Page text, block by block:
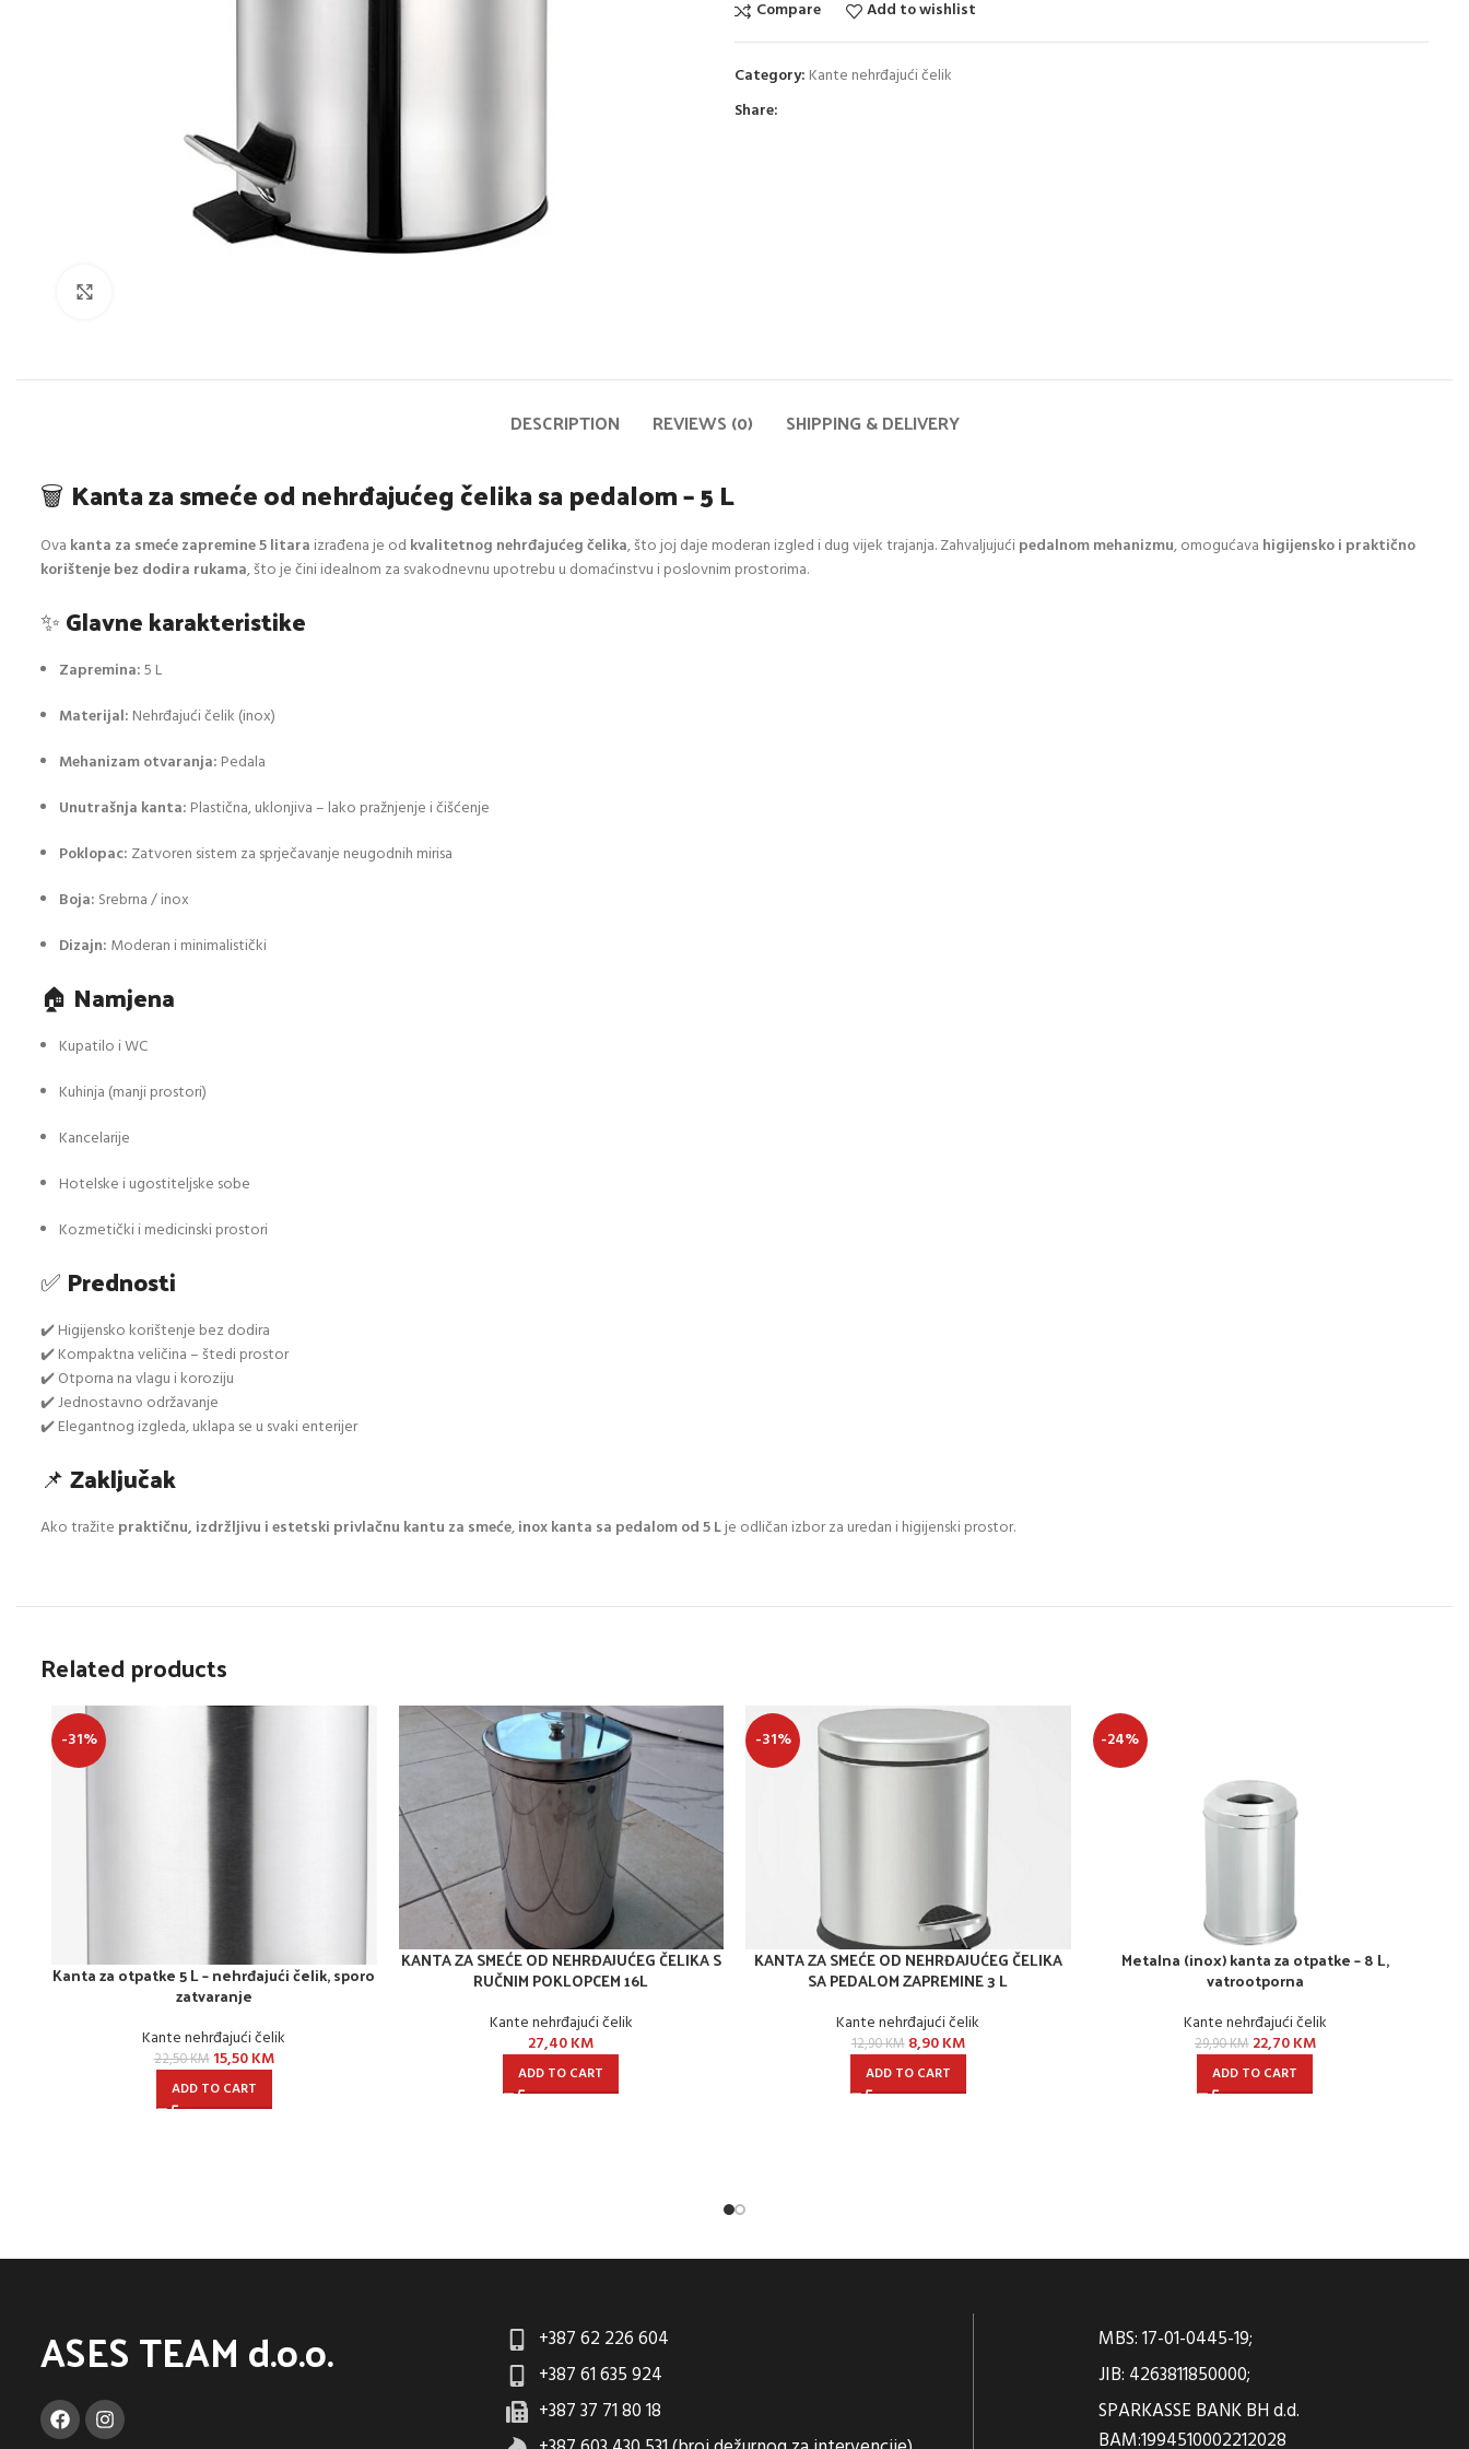
Compare Add to wishlist
Category: Kante nehrđajući čelik
Share:
DESCRIPTION REVIEWS (0) SHIPPING & DELIVERY
🗑️ Kanta za smeće od nehrđajućeg čelika sa pedalom – 5 L
Ova kanta za smeće zapremine 5 litara izrađena je od kvalitetnog nehrđajućeg čelika, što joj daje moderan izgled i dug vijek trajanja. Zahvaljujućipedalnom mehanizmu, omogućava higijensko i praktično
korištenje bez dodira rukama, što je čini idealnom za svakodnevnu upotrebu u domaćinstvu i poslovnim prostorima.
✨Glavne karakteristike
Zapremina:5 L
Materijal: Nehrđajući čelik (inox)
Mehanizam otvaranja: Pedala
Unutrašnja kanta: Plastična, uklonjiva – lako pražnjenje i čišćenje
Poklopac: Zatvoren sistem za sprječavanje neugodnih mirisa
Boja: Srebrna / inox
Dizajn: Moderan i minimalistički
🏠 Namjena
Kupatilo i WC
Kuhinja (manji prostori)
Kancelarije
Hotelske i ugostiteljske sobe
Kozmetički i medicinski prostori
✅ Prednosti
✔️ Higijensko korištenje bez dodira
✔️ Kompaktna veličina – štedi prostor
✔️ Otporna na vlagu i koroziju
✔️ Jednostavno održavanje
✔️ Elegantnog izgleda, uklapa se u svaki enterijer
📌Zaključak
Ako tražite praktičnu, izdržljivu i estetski privlačnu kantu za smeće,inox kanta sa pedalom od 5 Lje odličan izbor za uredan i higijenski prostor.
Related products
-31%
Kanta za otpatke 5 L – nehrđajući čelik, sporo
zatvaranje
Kante nehrđajući čelik
22,50KM 15,50KM
ADD TO CART
KANTA ZA SMEĆE OD NEHRĐAJUĆEG ČELIKA S
RUČNIM POKLOPCEM 16L
Kante nehrđajući čelik
27,40KM
ADD TO CART
-31%
KANTA ZA SMEĆE OD NEHRĐAJUĆEG ČELIKA
SA PEDALOM ZAPREMINE 3 L
Kante nehrđajući čelik
12,90KM 8,90KM
ADD TO CART
-24%
Metalna (inox) kanta za otpatke – 8 L,
vatrootporna
Kante nehrđajući čelik
29,90KM 22,70KM
ADD TO CART
ASES TEAM d.o.o.
+387 62 226 604
+387 61 635 924
+387 37 71 80 18
MBS: 17-01-0445-19;
JIB: 4263811850000;
SPARKASSE BANK BH d.d.
BAM:1994510002212028